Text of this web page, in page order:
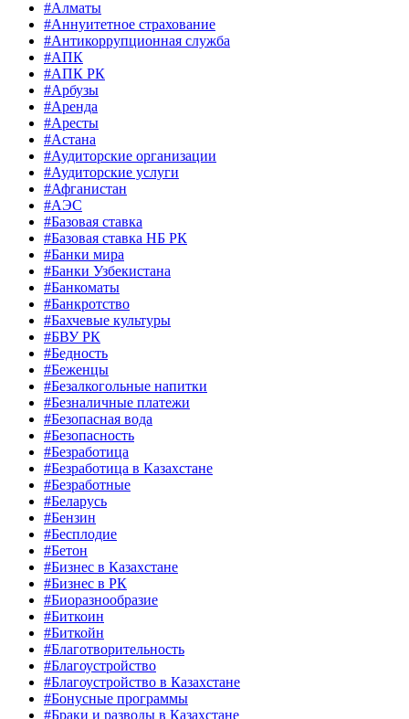
#Алматы
#Аннуитетное страхование
#Антикоррупционная служба
#АПК
#АПК РК
#Арбузы
#Аренда
#Аресты
#Астана
#Аудиторские организации
#Аудиторские услуги
#Афганистан
#АЭС
#Базовая ставка
#Базовая ставка НБ РК
#Банки мира
#Банки Узбекистана
#Банкоматы
#Банкротство
#Бахчевые культуры
#БВУ РК
#Бедность
#Беженцы
#Безалкогольные напитки
#Безналичные платежи
#Безопасная вода
#Безопасность
#Безработица
#Безработица в Казахстане
#Безработные
#Беларусь
#Бензин
#Бесплодие
#Бетон
#Бизнес в Казахстане
#Бизнес в РК
#Биоразнообразие
#Биткоин
#Биткойн
#Благотворительность
#Благоустройство
#Благоустройство в Казахстане
#Бонусные программы
#Браки и разводы в Казахстане